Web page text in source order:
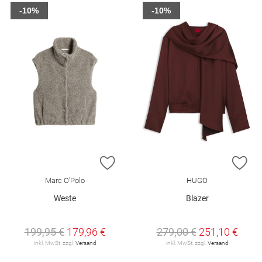
ZUR WUNSCHLISTE HINZUFÜGEN
Marc O'Polo
Weste
199,95 € 179,96 €
inkl. MwSt. zzgl. Versand
-10%
HUGO
Blazer
279,00 € 251,10 €
inkl. MwSt. zzgl. Versand
-10%